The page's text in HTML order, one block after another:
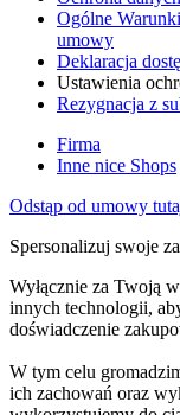
Ogólne
umowy
Deklaracja
Ustawienia
Rezygnacja z
Firma
Inne nice Shops
Odstąp od umowy
Spersonalizuj swoje
Wyłącznie za Twoją
innych technologii,
doświadczenie
W tym celu
ich zachowań oraz